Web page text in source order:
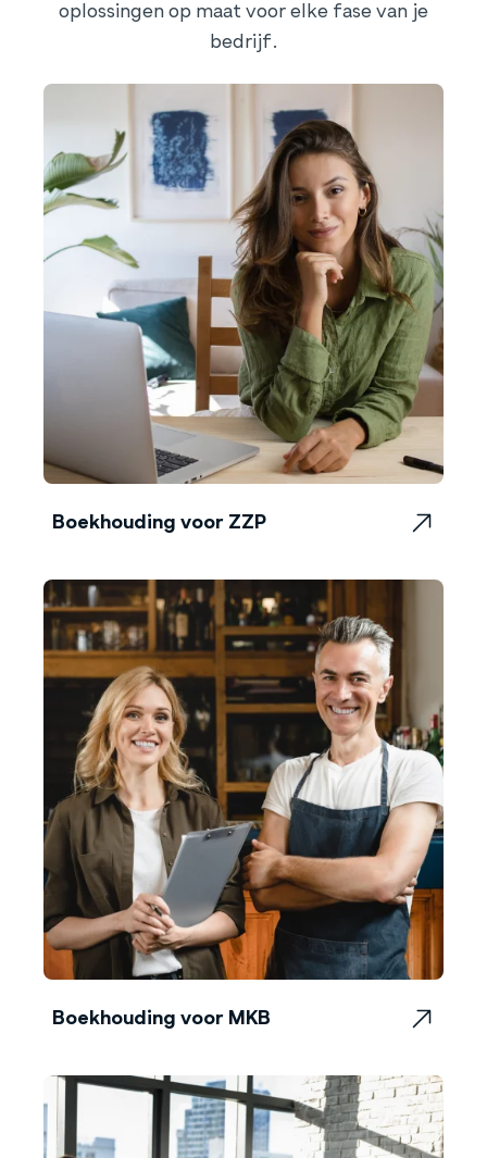
oplossingen op maat voor elke fase van je
bedrijf.
Boekhouding voor ZZP
Boekhouding voor ZZP
Boekhouding voor MKB
Boekhouding voor MKB